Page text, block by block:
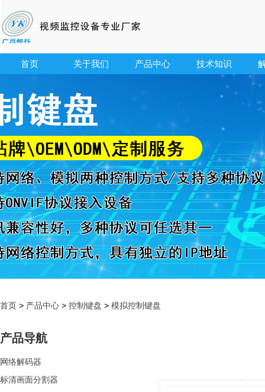
首页 关于我们 产品中心 技术知识
首页 > 产品中心 > 控制键盘 > 模拟控制键盘
产品导航
网络解码器
标清画面分割器